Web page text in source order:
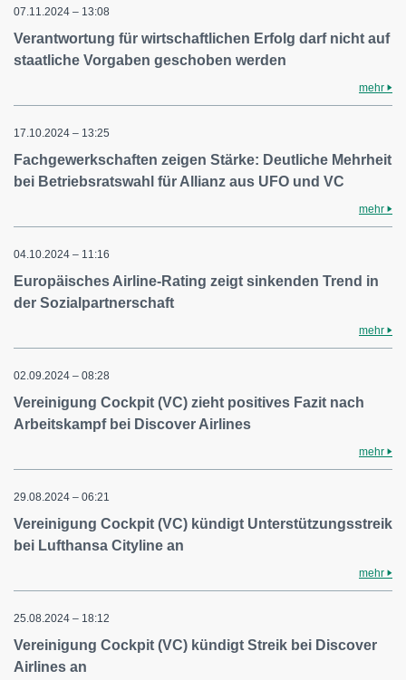
07.11.2024 – 13:08
Verantwortung für wirtschaftlichen Erfolg darf nicht auf
staatliche Vorgaben geschoben werden
mehr
17.10.2024 – 13:25
Fachgewerkschaften zeigen Stärke: Deutliche Mehrheit
bei Betriebsratswahl für Allianz aus UFO und VC
mehr
04.10.2024 – 11:16
Europäisches Airline-Rating zeigt sinkenden Trend in
der Sozialpartnerschaft
mehr
02.09.2024 – 08:28
Vereinigung Cockpit (VC) zieht positives Fazit nach
Arbeitskampf bei Discover Airlines
mehr
29.08.2024 – 06:21
Vereinigung Cockpit (VC) kündigt Unterstützungsstreik
bei Lufthansa Cityline an
mehr
25.08.2024 – 18:12
Vereinigung Cockpit (VC) kündigt Streik bei Discover
Airlines an